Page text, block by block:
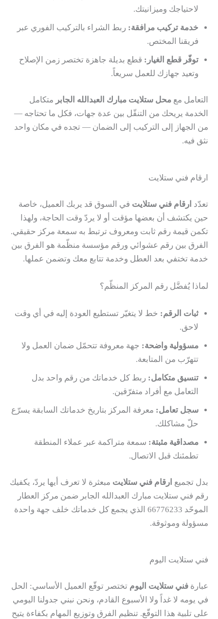
لاحتياجك وميزانيتك.
خدمة تركيب مرافقة: ربط الشراء بالتركيب الفوري عبر
فريقنا المختص.
توفّر قطع الغيار: قطع بديلة جاهزة تختصر زمن الإصلاح
وتعيد جهازك للعمل سريعاً.
التعامل مع محل ستلايت مبارك العبدالله الجابر متكامل
الخدمة يريحك من التنقّل بين عدة جهات، فكل ما تحتاجه —
من الجهاز إلى التركيب إلى الضمان — تجده في مكان واحد
نثق فيه.
ارقام فني ستلايت
تعدّد ارقام فني ستلايت في السوق قد يربك العميل، خاصة
حين يكتشف أن بعضها مؤقت أو لا يردّ وقت الحاجة، ولهذا
تكمن قيمة رقم ثابت ومعروف ترتبط به سمعة مركز حقيقي.
الفرق بين رقم عشوائي ورقم مؤسسة منظّمة هو الفرق بين
خدمة تختفي بعد العطل وخدمة تتابع معك وتضمن عملها.
لماذا يُفضَّل رقم المركز المنظّم؟
ثبات الرقم: خط لا يتغيّر تستطيع العودة إليه في أي وقت
لاحق.
مسؤولية واضحة: جهة معروفة تتحمّل ضمان العمل ولا
تتهرّب من المتابعة.
تنسيق متكامل: ربط كل خدماتك من رقم واحد بدل
التعامل مع أفراد متفرّقين.
سجل تعامل: معرفة المركز بتاريخ خدماتك السابقة يسرّع
حلّ مشاكلك.
مصداقية مثبتة: سمعة متراكمة عبر عملاء المنطقة
تطمئنك قبل الاتصال.
بدل تجميع ارقام فني ستلايت مبعثرة لا تعرف أيها يردّ، يكفيك
رقم فني ستلايت مبارك العبدالله الجابر ضمن مركز العطار
الموحّد 66776233 الذي يجمع كل خدماتك خلف جهة واحدة
مسؤولة وموثوقة.
فني ستلايت اليوم
عبارة فني ستلايت اليوم تختصر توقّع العميل الأساسي: الحل
في يومه لا غداً ولا الأسبوع القادم، ونحن نبني جدولنا اليومي
على تلبية هذا التوقّع. تنظيم الفرق وتوزيع المهام بكفاءة يتيح